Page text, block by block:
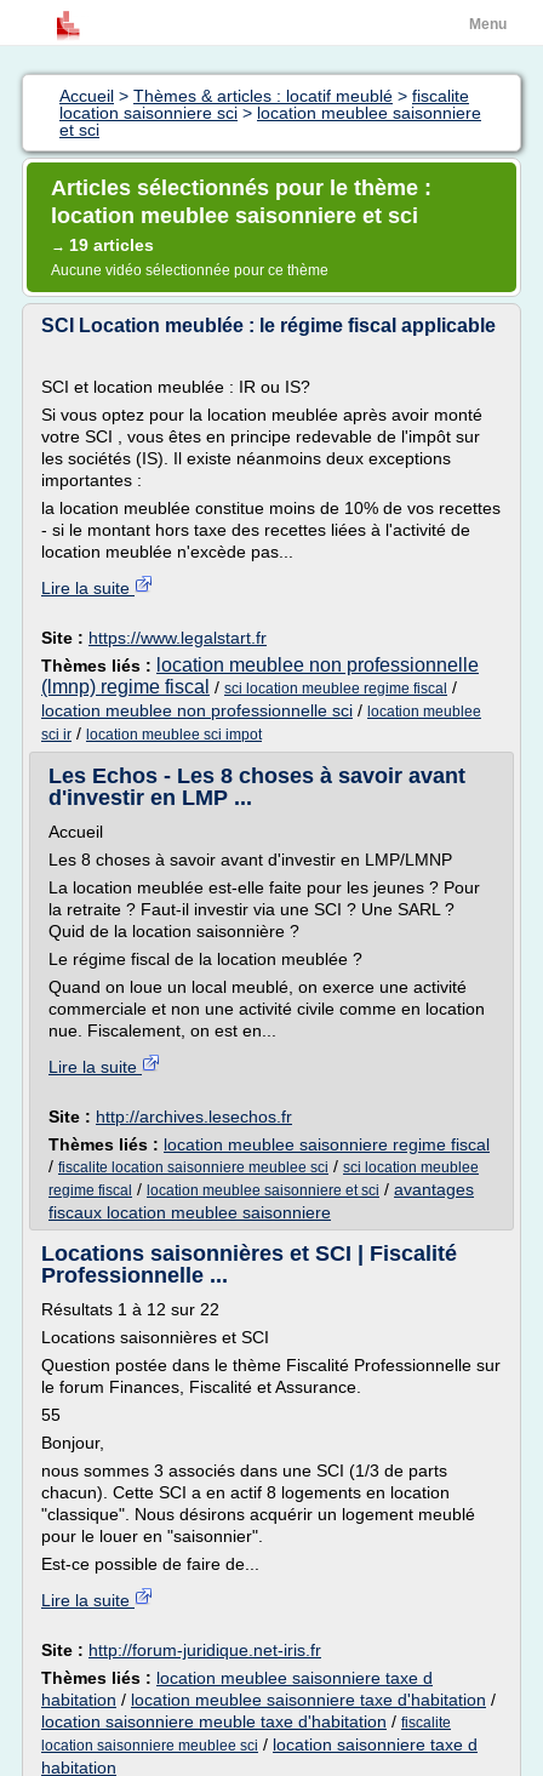
Menu
Accueil > Thèmes & articles : locatif meublé > fiscalite
location saisonniere sci > location meublee saisonniere
et sci
Articles sélectionnés pour le thème :
location meublee saisonniere et sci
→ 19 articles
Aucune vidéo sélectionnée pour ce thème
SCI Location meublée : le régime fiscal applicable
SCI et location meublée : IR ou IS?
Si vous optez pour la location meublée après avoir monté
votre SCI , vous êtes en principe redevable de l'impôt sur
les sociétés (IS). Il existe néanmoins deux exceptions
importantes :
la location meublée constitue moins de 10% de vos recettes
- si le montant hors taxe des recettes liées à l'activité de
location meublée n'excède pas...
Lire la suite
Site : https://www.legalstart.fr
Thèmes liés : location meublee non professionnelle
(lmnp) regime fiscal / sci location meublee regime fiscal /
location meublee non professionnelle sci / location meublee
sci ir / location meublee sci impot
Les Echos - Les 8 choses à savoir avant
d'investir en LMP ...
Accueil
Les 8 choses à savoir avant d'investir en LMP/LMNP
La location meublée est-elle faite pour les jeunes ? Pour
la retraite ? Faut-il investir via une SCI ? Une SARL ?
Quid de la location saisonnière ?
Le régime fiscal de la location meublée ?
Quand on loue un local meublé, on exerce une activité
commerciale et non une activité civile comme en location
nue. Fiscalement, on est en...
Lire la suite
Site : http://archives.lesechos.fr
Thèmes liés : location meublee saisonniere regime fiscal
/ fiscalite location saisonniere meublee sci / sci location meublee
regime fiscal / location meublee saisonniere et sci / avantages
fiscaux location meublee saisonniere
Locations saisonnières et SCI | Fiscalité
Professionnelle ...
Résultats 1 à 12 sur 22
Locations saisonnières et SCI
Question postée dans le thème Fiscalité Professionnelle sur
le forum Finances, Fiscalité et Assurance.
55
Bonjour,
nous sommes 3 associés dans une SCI (1/3 de parts
chacun). Cette SCI a en actif 8 logements en location
"classique". Nous désirons acquérir un logement meublé
pour le louer en "saisonnier".
Est-ce possible de faire de...
Lire la suite
Site : http://forum-juridique.net-iris.fr
Thèmes liés : location meublee saisonniere taxe d
habitation / location meublee saisonniere taxe d'habitation /
location saisonniere meuble taxe d'habitation / fiscalite
location saisonniere meublee sci / location saisonniere taxe d
habitation